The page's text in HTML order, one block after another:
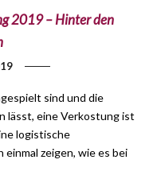
2019 – Hinter den
sind und die
lässt, eine Verkostung ist
logistische
zeigen, wie es bei